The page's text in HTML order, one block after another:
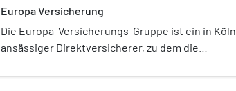
Europa Versicherung
Die Europa-Versicherungs-Gruppe ist ein in Köln
ansässiger Direktversicherer, zu dem die
Europa Versicherung AG gehören.